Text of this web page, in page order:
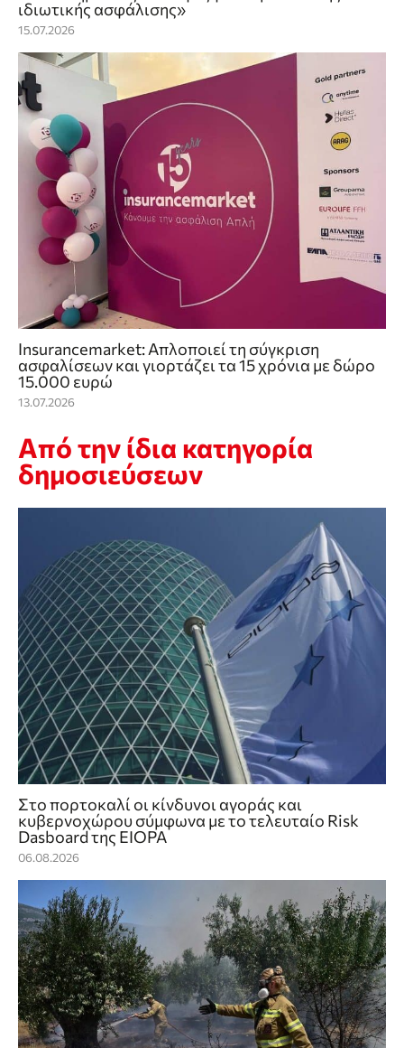
ιδιωτικής ασφάλισης»
15.07.2026
Insurancemarket: Απλοποιεί τη σύγκριση
ασφαλίσεων και γιορτάζει τα 15 χρόνια με δώρο
15.000 ευρώ
13.07.2026
Από την ίδια κατηγορία
δημοσιεύσεων
Στο πορτοκαλί οι κίνδυνοι αγοράς και
κυβερνοχώρου σύμφωνα με το τελευταίο Risk
Dasboard της EIOPA
06.08.2026